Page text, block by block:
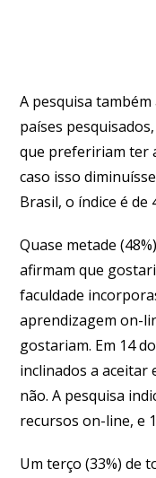
A pesquisa
países
que prefeririam ter
caso isso
Brasil, o índice é de
Quase metade
afirmam que
faculdade
aprendizagem on-
gostariam. Em 14
inclinados a aceitar
não. A pesquisa
recursos on-line, e
Um terço (33%) de